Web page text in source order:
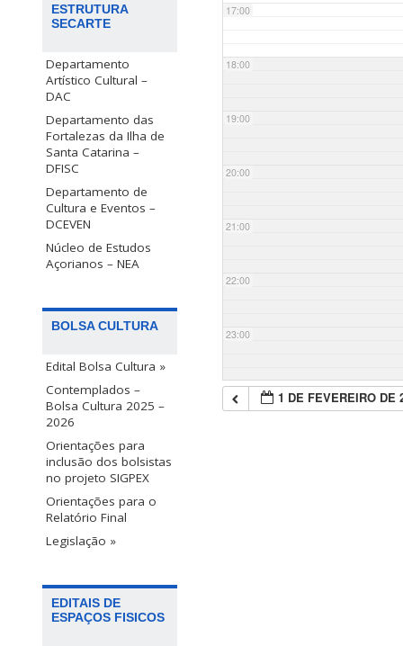
ESTRUTURA
SECARTE
Departamento
Artístico Cultural –
DAC
Departamento das
Fortalezas da Ilha de
Santa Catarina –
DFISC
Departamento de
Cultura e Eventos –
DCEVEN
Núcleo de Estudos
Açorianos – NEA
BOLSA CULTURA
Edital Bolsa Cultura »
Contemplados –
Bolsa Cultura 2025 –
2026
Orientações para
inclusão dos bolsistas
no projeto SIGPEX
Orientações para o
Relatório Final
Legislação »
EDITAIS DE
ESPAÇOS FISICOS
17:00
18:00
19:00
20:00
21:00
22:00
23:00
1 DE FEVEREIRO DE